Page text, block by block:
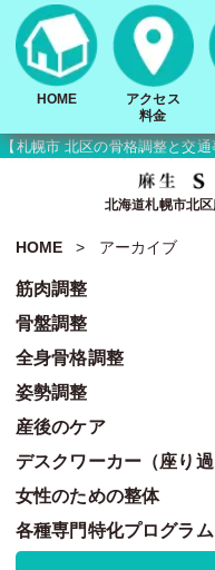
【札幌市 北区の骨格調整と交
北海道札幌市北
HOME
アクセス
料金
HOME アーカイブ
筋肉調整
骨盤調整
全身骨格調整
姿勢調整
産後のケア
デスクワーカー（座り
女性のための整体
各種専門特化プログラム